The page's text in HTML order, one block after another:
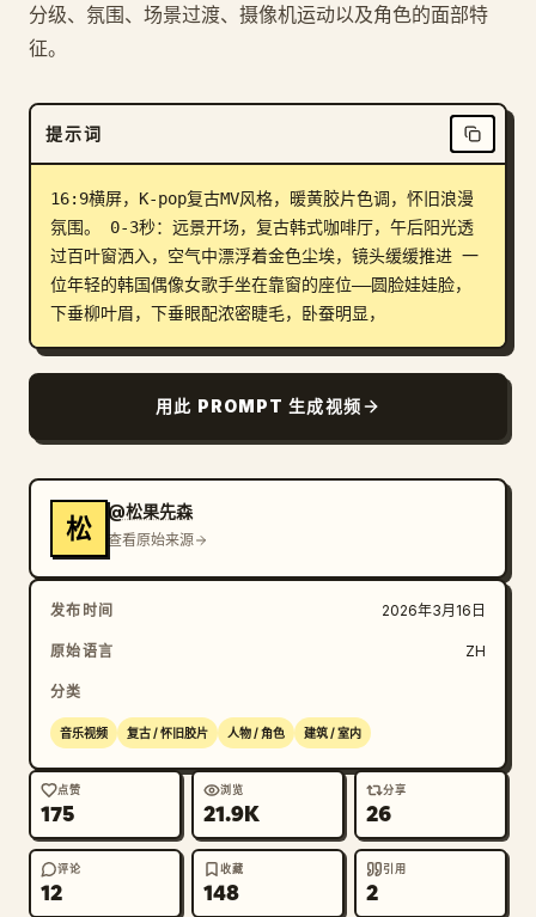
更新
分级、氛围、场景过渡、摄像机运动以及角色的面部特
征。
提示词
16:9横屏，K-pop复古MV风格，暖黄胶片色调，怀旧浪漫
氛围。 0-3秒：远景开场，复古韩式咖啡厅，午后阳光透
过百叶窗洒入，空气中漂浮着金色尘埃，镜头缓缓推进 一
位年轻的韩国偶像女歌手坐在靠窗的座位——圆脸娃娃脸，
下垂柳叶眉，下垂眼配浓密睫毛，卧蚕明显，
用此 PROMPT 生成视频
松
@松果先森
查看原始来源
发布时间 2026年3月16日
原始语言 ZH
分类
音乐视频 复古 / 怀旧胶片 人物 / 角色 建筑 / 室内
点赞
175
浏览
21.9K
分享
26
评论
12
收藏
148
引用
2